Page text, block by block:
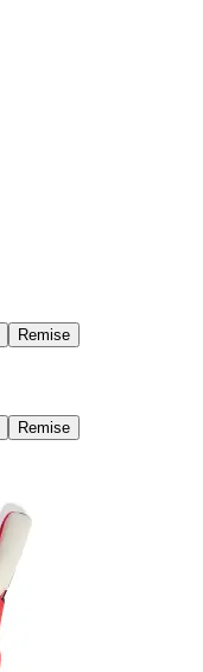
Remise
Remise